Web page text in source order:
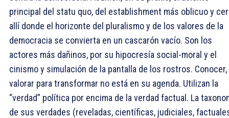
principal del statu quo, del establishment más oblicuo y
allí donde el horizonte del pluralismo y de los valores de la
democracia se convierta en un cascarón vacío. Son los
actores más dañinos, por su hipocresía social-moral y el
cinismo y simulación de la pantalla de los rostros. Conocer,
valorar para transformar no está en su agenda. Utilizan la
“verdad” política por encima de la verdad factual. La
de sus verdades (reveladas, científicas, judiciales,